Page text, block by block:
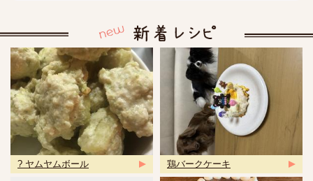
? ヤムヤムボール 鶏バークケーキ